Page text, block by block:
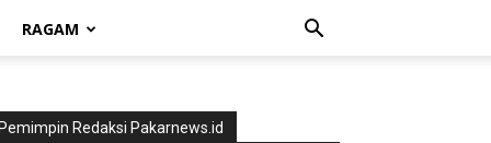
RAGAM
Pemimpin Redaksi Pakarnews.id